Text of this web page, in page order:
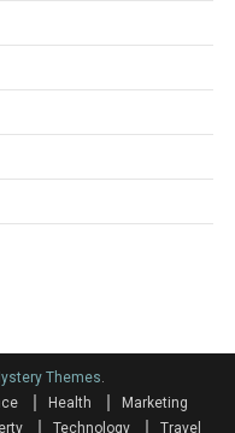
Themes.
Health
Marketing
Technology Travel